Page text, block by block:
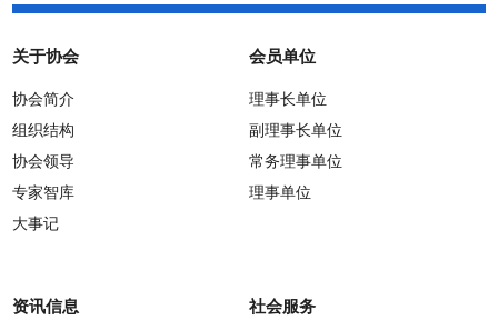
关于协会
协会简介
组织结构
协会领导
专家智库
大事记
会员单位
理事长单位
副理事长单位
常务理事单位
理事单位
资讯信息 社会服务